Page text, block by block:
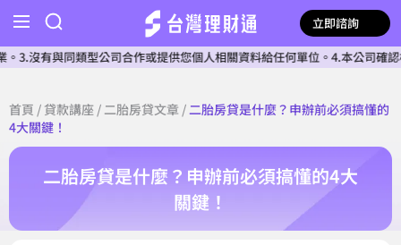
立即諮詢
型公司合作或提供您個人相關資料給任何單位。4.本公司確認核貸前不
首頁 / 貸款講座 / 二胎房貸文章 /二胎房貸是什麼？申辦前必須搞懂的
4大關鍵！
二胎房貸是什麼？申辦前必須搞懂的4大
關鍵！